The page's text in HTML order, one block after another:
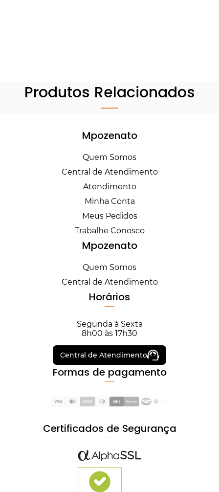
Produtos Relacionados
Mpozenato
Quem Somos
Central de Atendimento
Atendimento
Minha Conta
Meus Pedidos
Trabalhe Conosco
Mpozenato
Quem Somos
Central de Atendimento
Horários
Segunda à Sexta
8h00 às 17h30
Central de Atendimento
Formas de pagamento
Certificados de Segurança